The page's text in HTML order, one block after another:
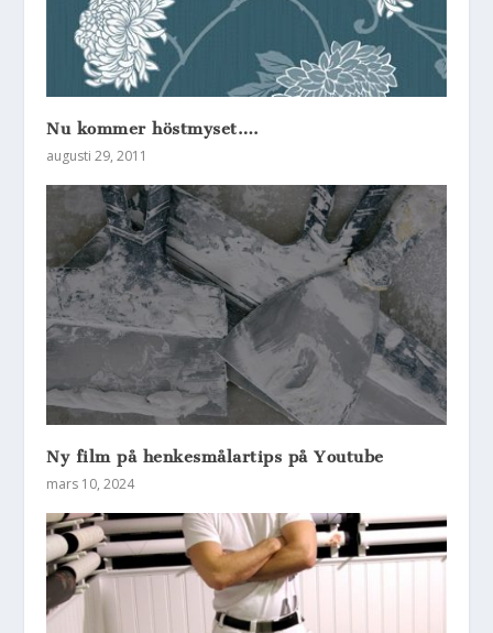
Nu kommer höstmyset….
augusti 29, 2011
Ny film på henkesmålartips på Youtube
mars 10, 2024